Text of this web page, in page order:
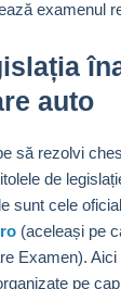
examenul
auto
să rezolvi
de
sunt cele
(aceleași pe
Examen).
pe